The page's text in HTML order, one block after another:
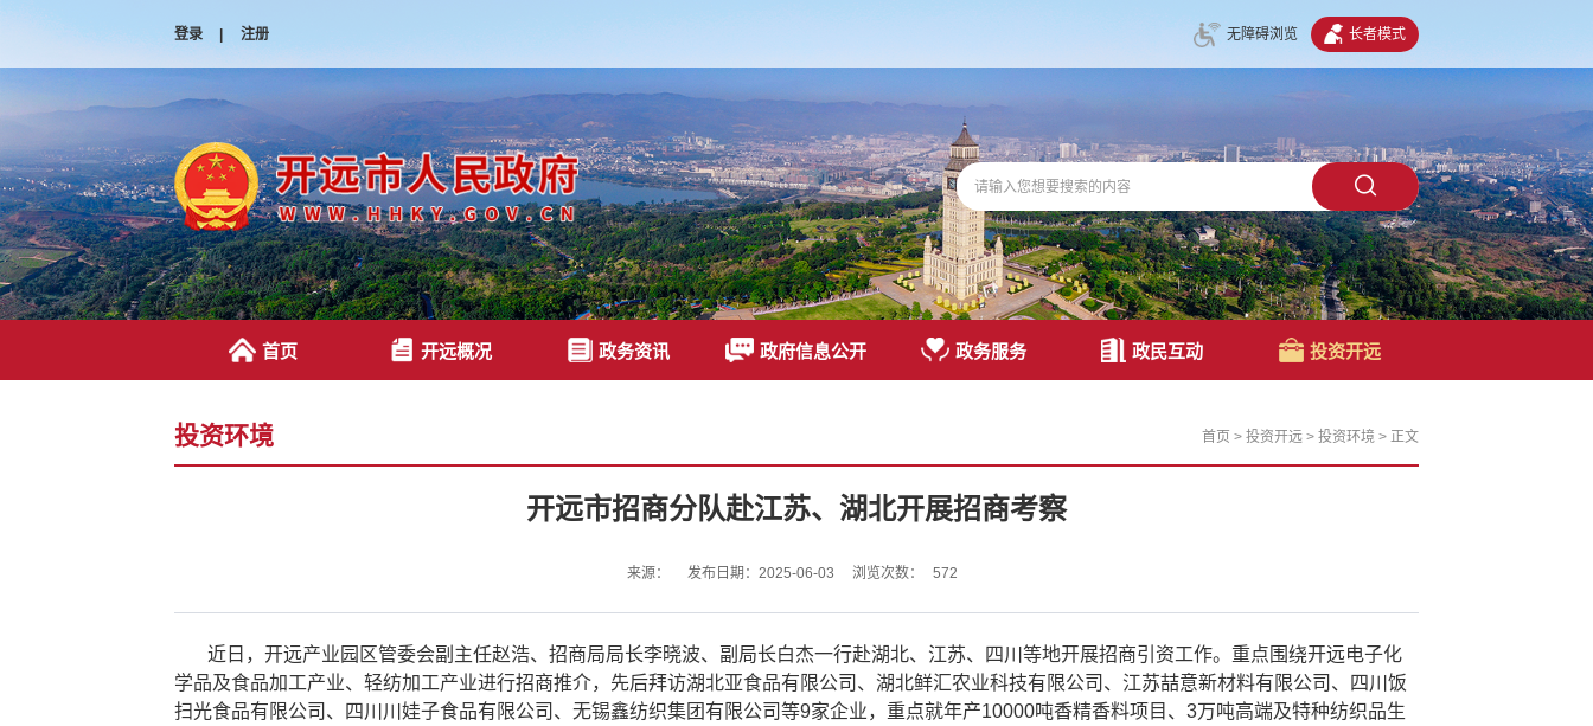
登录 | 注册 无障碍浏览 长者模式
首页 开远概况 政务资讯 政府信息公开 政务服务 政民互动 投资开远
投资环境 首页 > 投资开远 > 投资环境 > 正文
开远市招商分队赴江苏、湖北开展招商考察
来源： 发布日期：2025-06-03 浏览次数： 572
近日，开远产业园区管委会副主任赵浩、招商局局长李晓波、副局长白杰一行赴湖北、江苏、四川等地开展招商引资工作。重点围绕开远电子化
学品及食品加工产业、轻纺加工产业进行招商推介，先后拜访湖北亚食品有限公司、湖北鲜汇农业科技有限公司、江苏喆意新材料有限公司、四川饭
扫光食品有限公司、四川川娃子食品有限公司、无锡鑫纺织集团有限公司等9家企业，重点就年产10000吨香精香料项目、3万吨高端及特种纺织品生